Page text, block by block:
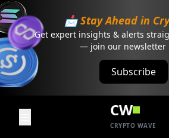
📩 Stay Ahead in
Get expert insights & alerts
— join our newsletter
Subscribe
CW
CRYPTO WAVE